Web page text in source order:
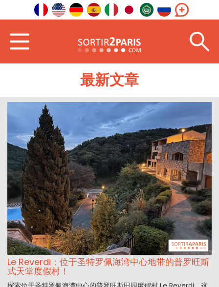
最新文章
Le Reverdi：位于圣特罗佩海湾中心地带的普罗旺斯
式天堂度假村！